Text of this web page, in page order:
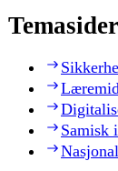
Temasider
Samisk